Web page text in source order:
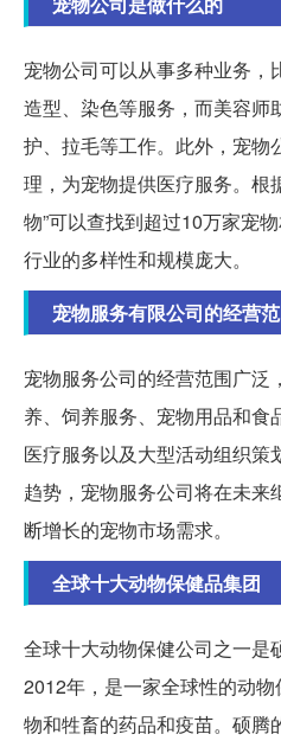
宠物公司可以从事多种业务，
造型、染色等服务，而美容师
护、拉毛等工作。此外，宠物
理，为宠物提供医疗服务。根
物”可以查找到超过10万家宠
行业的多样性和规模庞大。
宠物服务有限公司的经营
宠物服务公司的经营范围广泛
养、饲养服务、宠物用品和食
医疗服务以及大型活动组织策
趋势，宠物服务公司将在未来
断增长的宠物市场需求。
全球十大动物保健品集团
全球十大动物保健公司之一是
2012年，是一家全球性的动
物和牲畜的药品和疫苗。硕腾